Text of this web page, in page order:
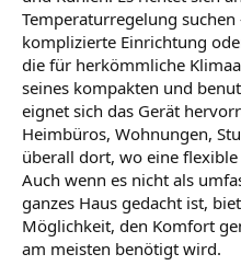
r
Temperaturregelung
komplizierte Einrichtung
die für herkömmliche
seines kompakten und
eignet sich das Gerät
Heimbüros, Wohnungen,
überall dort, wo eine
Auch wenn es nicht als
ganzes Haus gedacht ist,
Möglichkeit, den Komfort
am meisten benötigt wird.